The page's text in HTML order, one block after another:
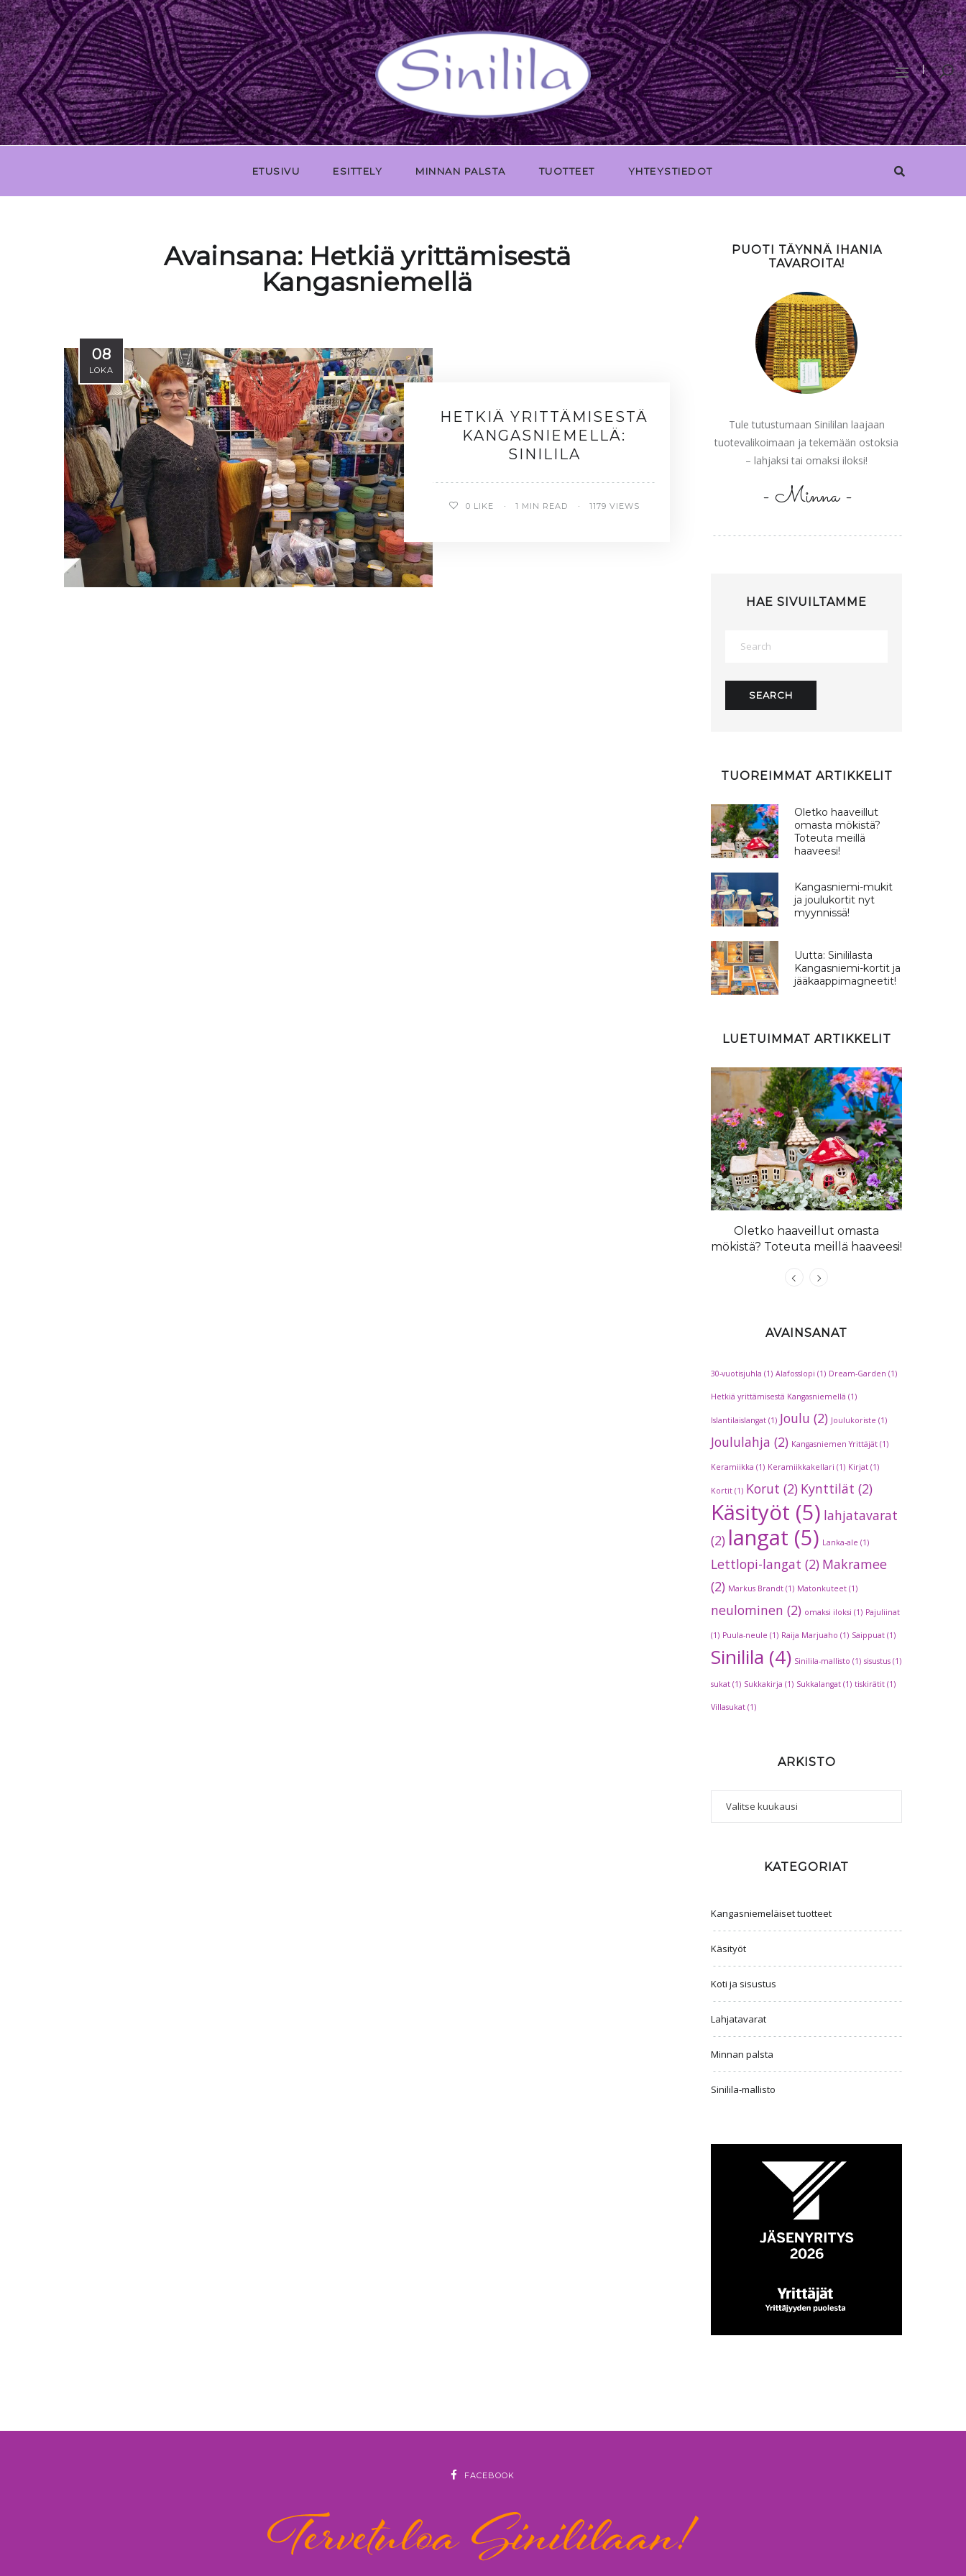
ETUSIVU ESITTELY MINNAN PALSTA TUOTTEET YHTEYSTIEDOT
Avainsana: Hetkiä yrittämisestä
Kangasniemellä
08
LOKA
HETKIÄ YRITTÄMISESTÄ
KANGASNIEMELLÄ:
SINILILA
0 LIKE 1 MIN READ 1179 VIEWS
PUOTI TÄYNNÄ IHANIA
TAVAROITA!
Tule tutustumaan Sinililan laajaan
tuotevalikoimaan ja tekemään ostoksia
– lahjaksi tai omaksi iloksi!
- Minna -
HAE SIVUILTAMME
TUOREIMMAT ARTIKKELIT
Oletko haaveillut
omasta mökistä?
Toteuta meillä
haaveesi!
Kangasniemi-mukit
ja joulukortit nyt
myynnissä!
Uutta: Sinililasta
Kangasniemi-kortit ja
jääkaappimagneetit!
LUETUIMMAT ARTIKKELIT
Oletko haaveillut omasta
mökistä? Toteuta meillä haaveesi!
AVAINSANAT
30-vuotisjuhla (1) Alafosslopi (1) Dream-Garden (1)
Hetkiä yrittämisestä Kangasniemellä (1)
Islantilaislangat (1) Joulu (2) Joulukoriste (1)
Joululahja (2) Kangasniemen Yrittäjät (1)
Keramiikka (1) Keramiikkakellari (1) Kirjat (1)
Kortit (1) Korut (2) Kynttilät (2)
Käsityöt (5) lahjatavarat
(2) langat (5) Lanka-ale (1)
Lettlopi-langat (2) Makramee
(2) Markus Brandt (1) Matonkuteet (1)
neulominen (2) omaksi iloksi (1) Pajuliinat
(1) Puula-neule (1) Raija Marjuaho (1) Saippuat (1)
Sinilila (4) Sinilila-mallisto (1) sisustus (1)
sukat (1) Sukkakirja (1) Sukkalangat (1) tiskirätit (1)
Villasukat (1)
ARKISTO
Arkisto
KATEGORIAT
Kangasniemeläiset tuotteet
Käsityöt
Koti ja sisustus
Lahjatavarat
Minnan palsta
Sinilila-mallisto
FACEBOOK